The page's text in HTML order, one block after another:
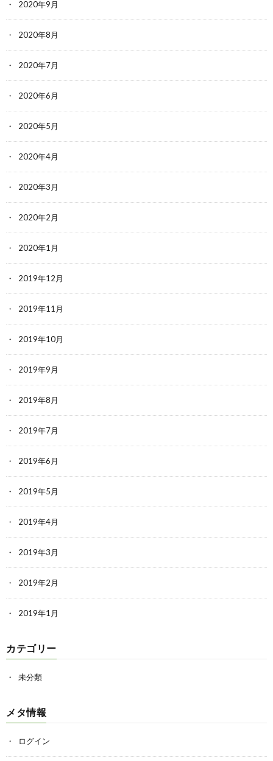
2020年9月
2020年8月
2020年7月
2020年6月
2020年5月
2020年4月
2020年3月
2020年2月
2020年1月
2019年12月
2019年11月
2019年10月
2019年9月
2019年8月
2019年7月
2019年6月
2019年5月
2019年4月
2019年3月
2019年2月
2019年1月
カテゴリー
未分類
メタ情報
ログイン